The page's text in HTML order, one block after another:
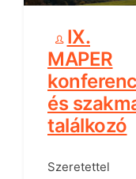
IX.
MAPER
és
találkozó
Szeretettel